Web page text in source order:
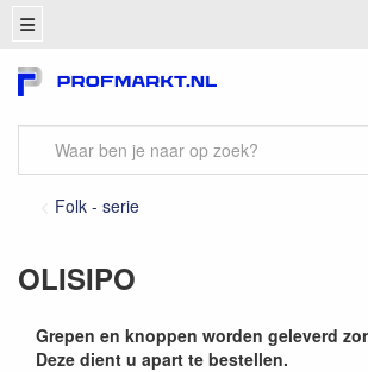
Folk - serie
OLISIPO
Grepen en knoppen worden geleverd
Deze dient u apart te bestellen.